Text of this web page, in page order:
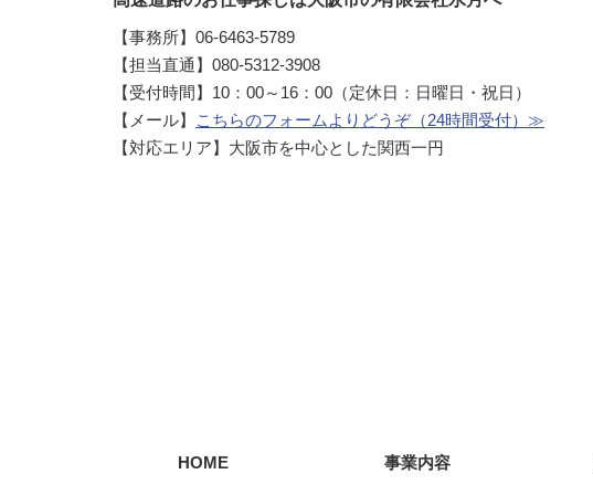
【事務所】06-6463-5789
【担当直通】080-5312-3908
【受付時間】10：00～16：00（定休日：日曜日・祝日）
【メール】
こちらのフォームよりどうぞ（24時間受付）≫
【対応エリア】大阪市を中心とした関西一円
HOME 事業内容